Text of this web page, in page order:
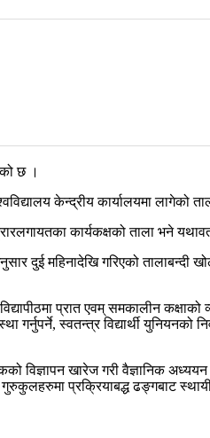
छ ।
केन्द्रीय कार्यालयमा लागेको
कार्यकक्षको ताला भने
दुई महिनादेखि गरिएको
प्रात एवम् समकालीन
गर्नुपर्ने, स्वतन्त्र विद्यार्थी
विज्ञापन खारेज गरी वैज्ञानिक
प्रक्रियाबद्ध ढङ्गबाट